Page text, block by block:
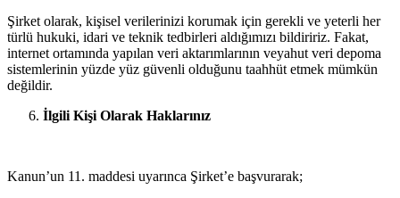
Şirket olarak, kişisel verilerinizi korumak için gerekli ve yeterli her
türlü hukuki, idari ve teknik tedbirleri aldığımızı bildiririz. Fakat,
internet ortamında yapılan veri aktarımlarının veyahut veri depoma
sistemlerinin yüzde yüz güvenli olduğunu taahhüt etmek mümkün
değildir.
İlgili Kişi Olarak Haklarınız
Kanun’un 11. maddesi uyarınca Şirket’e başvurarak;